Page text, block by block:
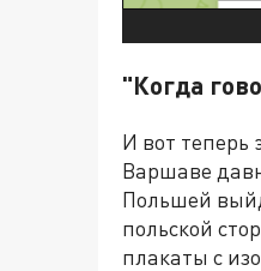
"Когда
И вот теперь
Варшаве
Польшей
польской
плакаты с